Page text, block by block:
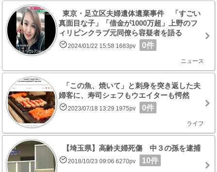
東京・足立区夫婦遺体遺棄事件 「すごい
真面目な子」「借金が1000万超」上野のフ
ィリピンクラブ元同僚ら容疑者を語る
2024/01/22 15:58 1683pv 0件
ニュース
「この魚、焼いて」と刺身を突き返した夫
婦客に、寿司シェフもウエイターも愕然
2023/07/18 13:29 1975pv 0件
ライフ
【埼玉県】高齢夫婦死傷 中３の孫を逮捕
2018/10/23 09:06 6270pv 10件